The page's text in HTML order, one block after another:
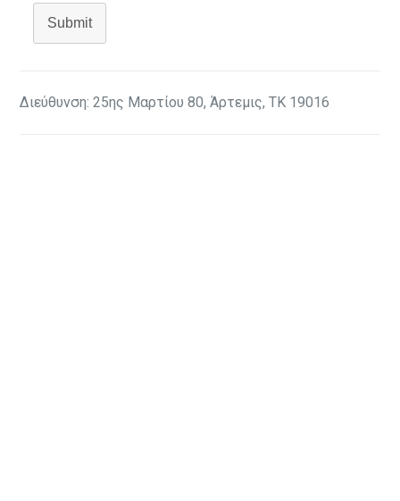
Submit
Διεύθυνση: 25ης Μαρτίου 80, Άρτεμις, ΤΚ 19016